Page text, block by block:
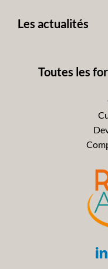
Les actualités
Toutes les